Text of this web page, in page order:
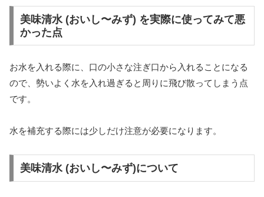
美味清水 (おいし〜みず) を実際に使ってみて悪
かった点
お水を入れる際に、口の小さな注ぎ口から入れることになる
ので、勢いよく水を入れ過ぎると周りに飛び散ってしまう点
です。
水を補充する際には少しだけ注意が必要になります。
美味清水 (おいし〜みず)について